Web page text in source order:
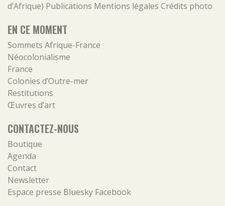
d’Afrique) Publications Mentions légales Crédits photo
EN CE MOMENT
Sommets Afrique-France
Néocolonialisme
France
Colonies d’Outre-mer
Restitutions
Œuvres d’art
CONTACTEZ-NOUS
Boutique
Agenda
Contact
Newsletter
Espace presse Bluesky Facebook